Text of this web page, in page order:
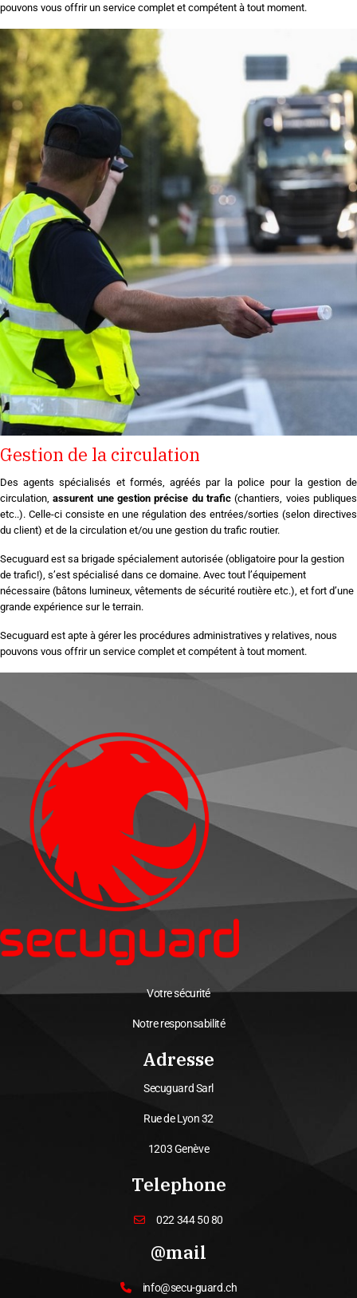
pouvons vous offrir un service complet et compétent à tout moment.
Gestion de la circulation
Des agents spécialisés et formés, agréés par la police pour la gestion de
circulation,assurent une gestion précise du trafic (chantiers, voies publiques
etc..). Celle-ci consiste en une régulation des entrées/sorties (selon directives
du client) et de la circulation et/ou une gestion du trafic routier.
Secuguard est sa brigade spécialement autorisée (obligatoire pour la gestion
de trafic!), s’est spécialisé dans ce domaine. Avec tout l’équipement
nécessaire (bâtons lumineux, vêtements de sécurité routière etc.), et fort d’une
grande expérience sur le terrain.
Secuguard est apte à gérer les procédures administratives y relatives, nous
pouvons vous offrir un service complet et compétent à tout moment.
Votre sécurité
Notre responsabilité
Adresse
Secuguard Sarl
Rue de Lyon 32
1203 Genève
Telephone
022 344 50 80
@mail
info@secu-guard.ch